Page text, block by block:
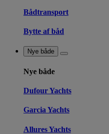
Bådtransport
Bytte af båd
Nye både
Nye både
Dufour Yachts
Garcia Yachts
Allures Yachts